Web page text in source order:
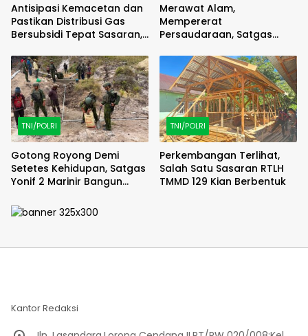
Antisipasi Kemacetan dan
Pastikan Distribusi Gas
Bersubsidi Tepat Sasaran,
Patroli
Merawat Alam,
Mempererat
Persaudaraan, Satgas
Enarotali Wujudkan Paniai
Bersih, Indonesia Asri
TNI/POLRI
Gotong Royong Demi
Setetes Kehidupan, Satgas
Yonif 2 Marinir Bangun
Masyarakat Pasir Putih
TNI/POLRI
Perkembangan Terlihat,
Salah Satu Sasaran RTLH
TMMD 129 Kian Berbentuk
Kantor Redaksi